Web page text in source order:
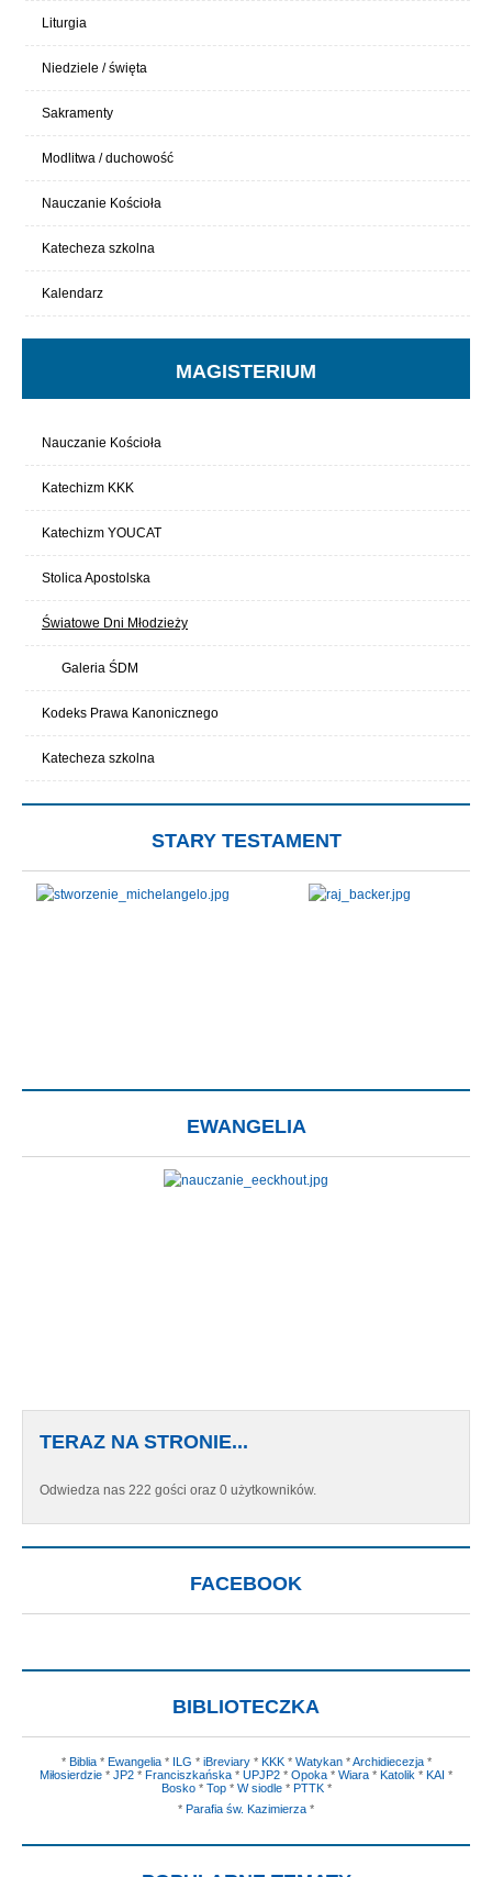
Liturgia
Niedziele / święta
Sakramenty
Modlitwa / duchowość
Nauczanie Kościoła
Katecheza szkolna
Kalendarz
MAGISTERIUM
Nauczanie Kościoła
Katechizm KKK
Katechizm YOUCAT
Stolica Apostolska
Światowe Dni Młodzieży
Galeria ŚDM
Kodeks Prawa Kanonicznego
Katecheza szkolna
STARY TESTAMENT
EWANGELIA
TERAZ NA STRONIE...
Odwiedza nas 222 gości oraz 0 użytkowników.
FACEBOOK
BIBLIOTECZKA
* Biblia* Ewangelia* ILG * iBreviary* KKK* Watykan*Archidiecezja*
Miłosierdzie * JP2 * Franciszkańska * UPJP2 * Opoka * Wiara * Katolik * KAI *
Bosko* Top* W siodle* PTTK*
* Parafia św. Kazimierza *